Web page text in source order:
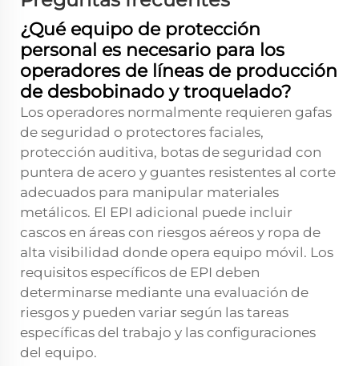
¿Qué equipo de protección
personal es necesario para los
operadores de líneas de producción
de desbobinado y troquelado?
Los operadores normalmente requieren gafas
de seguridad o protectores faciales,
protección auditiva, botas de seguridad con
puntera de acero y guantes resistentes al corte
adecuados para manipular materiales
metálicos. El EPI adicional puede incluir
cascos en áreas con riesgos aéreos y ropa de
alta visibilidad donde opera equipo móvil. Los
requisitos específicos de EPI deben
determinarse mediante una evaluación de
riesgos y pueden variar según las tareas
específicas del trabajo y las configuraciones
del equipo.